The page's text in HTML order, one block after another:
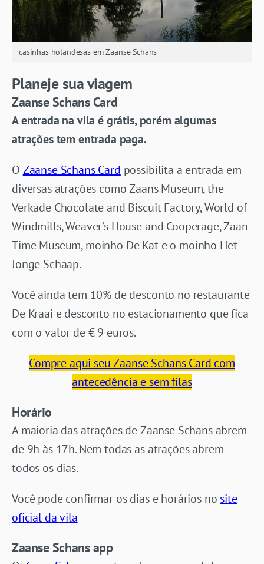
casinhas holandesas em Zaanse Schans
Planeje sua viagem
Zaanse Schans Card
A entrada na vila é grátis, porém algumas
atrações tem entrada paga.
O Zaanse Schans Card possibilita a entrada em
diversas atrações como Zaans Museum, the
Verkade Chocolate and Biscuit Factory, World of
Windmills, Weaver’s House and Cooperage, Zaan
Time Museum, moinho De Kat e o moinho Het
Jonge Schaap.
Você ainda tem 10% de desconto no restaurante
De Kraai e desconto no estacionamento que fica
com o valor de € 9 euros.
Compre aqui seu Zaanse Schans Card com
antecedência e sem filas
Horário
A maioria das atrações de Zaanse Schans abrem
de 9h às 17h. Nem todas as atrações abrem
todos os dias.
Você pode confirmar os dias e horários no site
oficial da vila
Zaanse Schans app